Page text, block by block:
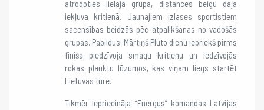
atrodoties lielajā grupā, distances beigu daļā
iekļuva kritienā. Jaunajiem izlases sportistiem
sacensības beidzās pēc atpalikšanas no vadošās
grupas. Papildus, Mārtiņš Pluto dienu iepriekš pirms
finiša piedzīvoja smagu kritienu un iedzīvojās
rokas plauktu lūzumos, kas viņam liegs startēt
Lietuvas tūrē.
Tikmēr iepriecināja “Energus” komandas Latvijas